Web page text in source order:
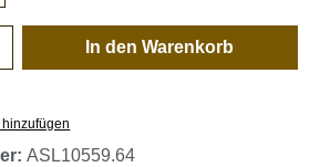
Gib den
In den Warenkorb
ASL10559.64